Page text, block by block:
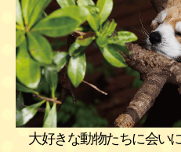
大好きな動物たちに会い